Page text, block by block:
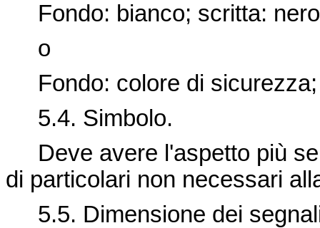
Fondo: bianco; scritta:
o
Fondo: colore di sicurezza;
5.4. Simbolo.
Deve avere l'aspetto più
di particolari non necessari
5.5. Dimensione dei